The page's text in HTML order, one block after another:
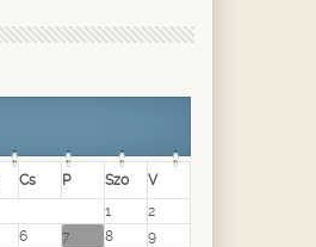
Cs P Szo
V
1
2
6 7 8
9